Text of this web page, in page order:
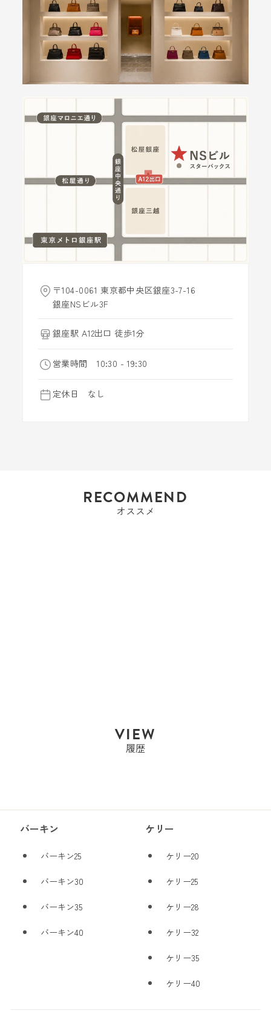
〒104-0061 東京都中央区銀座3-7-16
銀座NSビル3F
銀座駅 A12出口 徒歩1分
営業時間 10:30 - 19:30
定休日 なし
RECOMMEND
オススメ
VIEW
履歴
バーキン
バーキン25
バーキン30
バーキン35
バーキン40
ケリー
ケリー20
ケリー25
ケリー28
ケリー32
ケリー35
ケリー40